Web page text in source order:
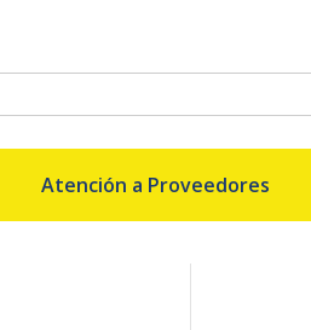
Atención a Proveedores